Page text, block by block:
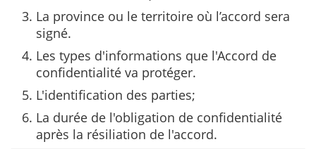
La province ou le territoire où l’accord sera
signé.
Les types d'informations que l'Accord de
confidentialité va protéger.
L'identification des parties;
La durée de l'obligation de confidentialité
après la résiliation de l'accord.